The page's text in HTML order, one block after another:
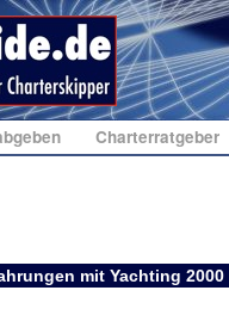
Charterratgeber
mit Yachting 2000